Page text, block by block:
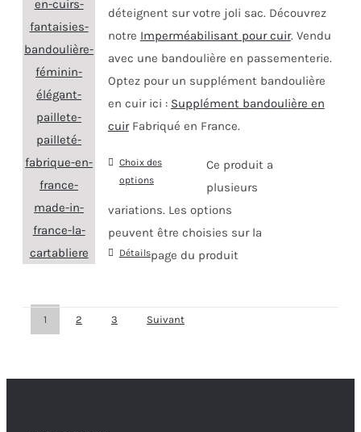
déteignent sur votre joli sac. Découvrez
notre Imperméabilisant pour cuir. Vendu
avec une bandoulière en passementerie.
Optez pour un supplément bandoulière
en cuir ici : Supplément bandoulière en
cuirFabriqué en France.
Choix des
options
Ce produit a
plusieurs
variations. Les options
peuvent être choisies sur la
page du produit
Détails
1 2 3 Suivant